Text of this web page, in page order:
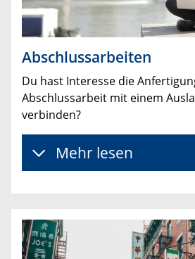
Abschlussarbeiten
Du hast Interesse die
Abschlussarbeit mit einem
verbinden?
Mehr lesen